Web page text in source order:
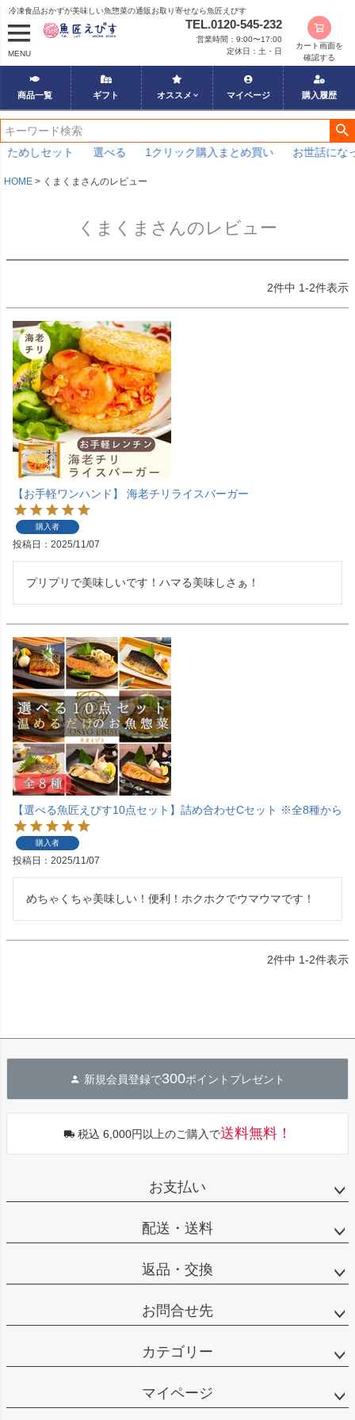
冷凍食品おかずが美味しい魚惣菜の通販お取り寄せなら魚匠えびす
MENU
TEL.0120-545-232
営業時間：9:00〜17:00
定休日：土・日
カート画面を
確認する
商品一覧 ギフト オススメ マイページ 購入履歴
ためしセット 選べる 1クリック購入まとめ買い お世話にな
HOME くまくまさんのレビュー
くまくまさんのレビュー
2件中 1-2件表示
【お手軽ワンハンド】 海老チリライスバーガー
購入者
投稿日 2025/11/07
プリプリで美味しいです！ハマる美味しさぁ！
【選べる魚匠えびす10点セット】詰め合わせCセット ※全8種から
購入者
投稿日 2025/11/07
めちゃくちゃ美味しい！便利！ホクホクでウマウマです！
2件中 1-2件表示
新規会員登録で300ポイントプレゼント
税込 6,000円以上のご購入で送料無料！
お支払い
配送・送料
返品・交換
お問合せ先
カテゴリー
マイページ